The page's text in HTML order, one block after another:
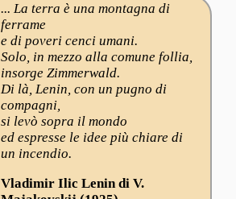
... La terra è una montagna di
ferrame
e di poveri cenci umani.
Solo, in mezzo alla comune follia,
insorge Zimmerwald.
Di là, Lenin, con un pugno di
compagni,
si levò sopra il mondo
ed espresse le idee più chiare di
un incendio.
Vladimir Ilic Lenin di V.